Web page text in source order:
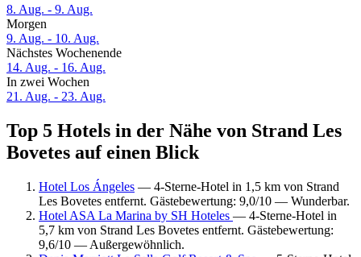
8. Aug. - 9. Aug.
Morgen
9. Aug. - 10. Aug.
Nächstes Wochenende
14. Aug. - 16. Aug.
In zwei Wochen
21. Aug. - 23. Aug.
Top 5 Hotels in der Nähe von Strand Les
Bovetes auf einen Blick
Hotel Los Ángeles — 4-Sterne-Hotel in 1,5 km von Strand
Les Bovetes entfernt. Gästebewertung: 9,0/10 — Wunderbar.
Hotel ASA La Marina by SH Hoteles — 4-Sterne-Hotel in
5,7 km von Strand Les Bovetes entfernt. Gästebewertung:
9,6/10 — Außergewöhnlich.